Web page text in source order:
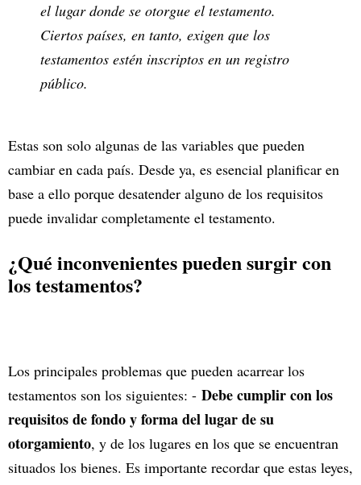
el lugar donde se otorgue el testamento.
Ciertos países, en tanto, exigen que los
testamentos estén inscriptos en un registro
público.
Estas son solo algunas de las variables que pueden
cambiar en cada país. Desde ya, es esencial planificar en
base a ello porque desatender alguno de los requisitos
puede invalidar completamente el testamento.
¿Qué inconvenientes pueden surgir con
los testamentos?
Los principales problemas que pueden acarrear los
testamentos son los siguientes: - Debe cumplir con los
requisitos de fondo y forma del lugar de su
otorgamiento, y de los lugares en los que se encuentran
situados los bienes. Es importante recordar que estas leyes,